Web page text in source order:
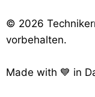
© 2026
vorbehalten.
Made with 💙 in